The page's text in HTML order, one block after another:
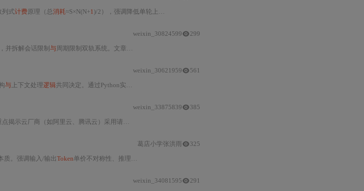
列式计费 原理（总消耗≈S×N(N+1)/2），强调降低单轮上下文长度S比减少消息数N更有效。系统提出10个可量化落地的优化习惯
并拆解会话限制 与 周期限制双轨系统。文章涵盖学生计划的教育算力设计、CLI配额审计方法、模型降级策略及
weixin_30824599 299
与 上下文处理逻辑共同决定。通过Python实测揭示Prompt结构、空白符、特殊
weixin_30621959 561
揭示云厂商（如阿里云、腾讯云）采用请求
weixin_33875839 385
质。强调输入/输出Token单价不对称性、推理计算复杂度对定价的影响，并提出基于任务类型、价值密度和综合成本（TCO）的开发者选型框架。涵盖Prompt优化、缓存策略、
葛店小学张洪雨 325
weixin_34081595 291